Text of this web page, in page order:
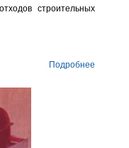
строительных
Подробнее